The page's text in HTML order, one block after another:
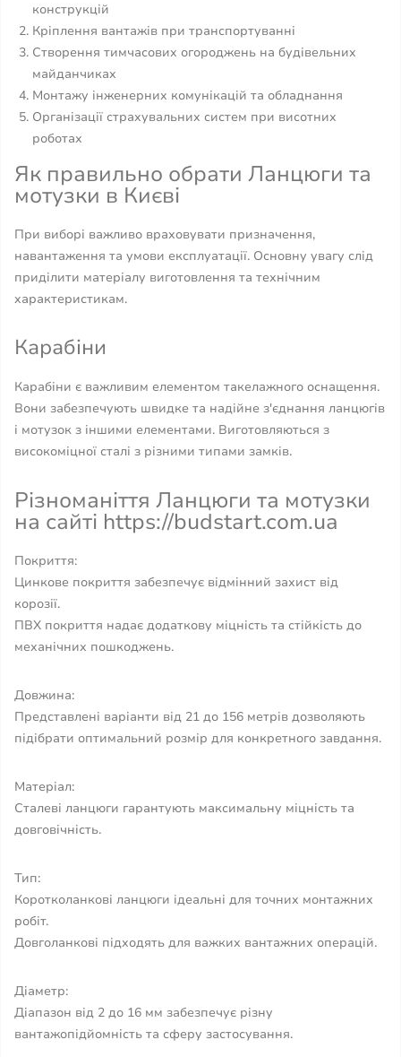
конструкцій
Кріплення вантажів при транспортуванні
Створення тимчасових огороджень на будівельних
майданчиках
Монтажу інженерних комунікацій та обладнання
Організації страхувальних систем при висотних
роботах
Як правильно обрати Ланцюги та
мотузки в Києві
При виборі важливо враховувати призначення,
навантаження та умови експлуатації. Основну увагу слід
приділити матеріалу виготовлення та технічним
характеристикам.
Карабіни
Карабіни є важливим елементом такелажного оснащення.
Вони забезпечують швидке та надійне з'єднання ланцюгів
і мотузок з іншими елементами. Виготовляються з
високоміцної сталі з різними типами замків.
Різноманіття Ланцюги та мотузки
на сайті https://budstart.com.ua
Покриття:
Цинкове покриття забезпечує відмінний захист від
корозії.
ПВХ покриття надає додаткову міцність та стійкість до
механічних пошкоджень.
Довжина:
Представлені варіанти від 21 до 156 метрів дозволяють
підібрати оптимальний розмір для конкретного завдання.
Матеріал:
Сталеві ланцюги гарантують максимальну міцність та
довговічність.
Тип:
Коротколанкові ланцюги ідеальні для точних монтажних
робіт.
Довголанкові підходять для важких вантажних операцій.
Діаметр:
Діапазон від 2 до 16 мм забезпечує різну
вантажопідйомність та сферу застосування.